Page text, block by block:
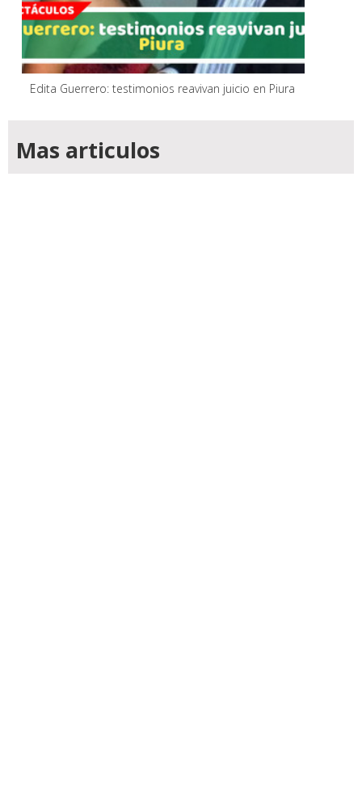
Edita Guerrero: testimonios reavivan juicio en Piura
Mas articulos